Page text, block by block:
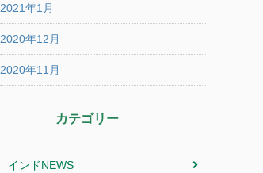
2021年1月
2020年12月
2020年11月
カテゴリー
インドNEWS